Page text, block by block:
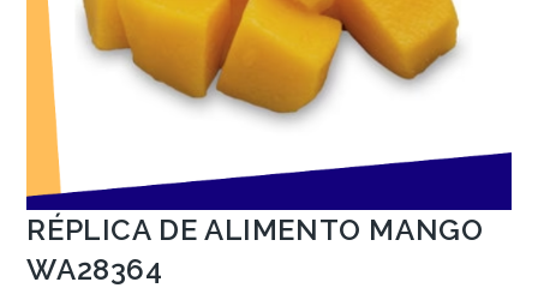
RÉPLICA DE ALIMENTO MANGO
WA28364